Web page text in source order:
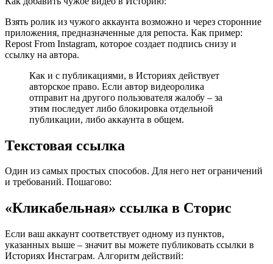
Взять ролик из чужого аккаунта возможно и через сторонние
приложения, предназначенные для репоста. Как пример:
Repost From Instagram, которое создает подпись снизу и
ссылку на автора.
Как и с публикациями, в Историях действует
авторское право. Если автор видеоролика
отправит на другого пользователя жалобу – за
этим последует либо блокировка отдельной
публикации, либо аккаунта в общем.
Текстовая ссылка
Один из самых простых способов. Для него нет ограничений
и требований. Пошагово:
«Кликабельная» ссылка в Сторис
Если ваш аккаунт соответствует одному из пунктов,
указанных выше – значит вы можете публиковать ссылки в
Историях Инстаграм. Алгоритм действий: